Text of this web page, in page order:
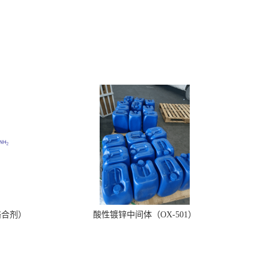
剂） 酸性镀锌中间体（OX-501）